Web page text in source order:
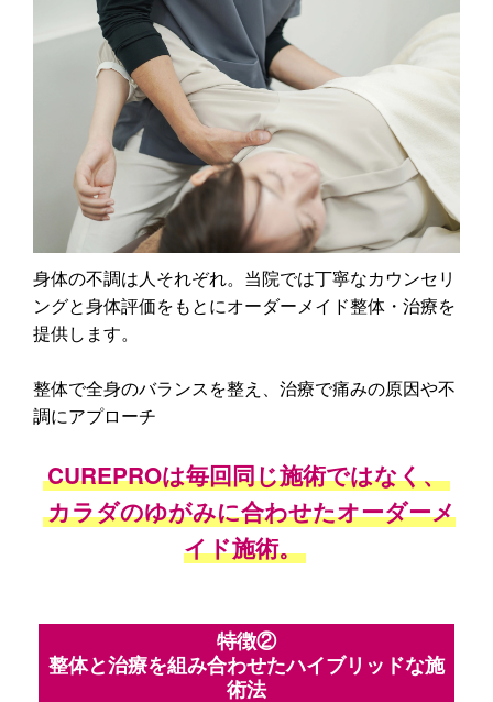
身体の不調は人それぞれ。当院では丁寧なカウンセリ
ングと身体評価をもとにオーダーメイド整体・治療を
提供します。
整体で全身のバランスを整え、治療で痛みの原因や不
調にアプローチ
CUREPROは毎回同じ施術ではなく、
カラダのゆがみに合わせたオーダーメ
イド施術。
特徴②
整体と治療を組み合わせたハイブリッドな施
術法